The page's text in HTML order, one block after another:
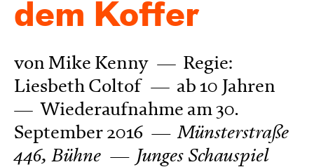
dem Koffer
von Mike Kenny
Regie:
Liesbeth Coltof
ab 10 Jahren
Wiederaufnahme am 30.
September 2016
Münsterstraße
446, Bühne
Junges Schauspiel